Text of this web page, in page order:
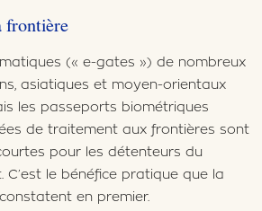
frontière
(« e-gates ») de nombreux
asiatiques et moyen-orientaux
les passeports biométriques
de traitement aux frontières sont
pour les détenteurs du
C’est le bénéfice pratique que la
en premier.